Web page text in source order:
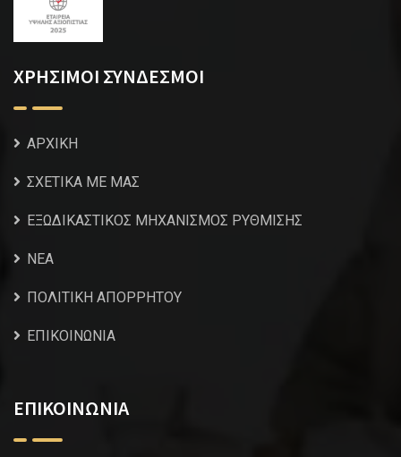
ΧΡΗΣΙΜΟΙ ΣΥΝΔΕΣΜΟΙ
ΑΡΧΙΚΗ
ΣΧΕΤΙΚΑ ΜΕ ΜΑΣ
ΕΞΩΔΙΚΑΣΤΙΚΟΣ ΜΗΧΑΝΙΣΜΟΣ ΡΥΘΜΙΣΗΣ
NEA
ΠΟΛΙΤΙΚΗ ΑΠΟΡΡΗΤΟΥ
ΕΠΙΚΟΙΝΩΝΙΑ
ΕΠΙΚΟΙΝΩΝΙΑ